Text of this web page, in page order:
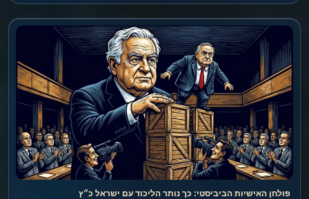
פולחן האישיות הביביסטי: כך נותר הליכוד עם ישראל כ״ץ